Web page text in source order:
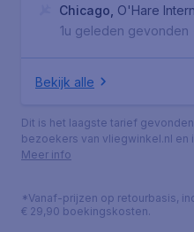
Chicago O'Hare
1u geleden gevonden
Bekijk alle
Dit is het laagste tarief
bezoekers van vliegwinkel.nl
Meer info
*Vanaf-prijzen op retourbasis,
€ 29,90 boekingskosten.